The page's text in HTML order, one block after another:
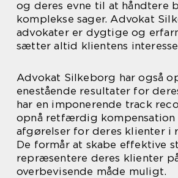
og deres evne til at håndtere
komplekse sager. Advokat
advokater er dygtige og
sætter altid klientens
Advokat Silkeborg har også
enestående resultater for
har en imponerende track
opnå retfærdig kompensation
afgørelser for deres klienter i
De formår at skabe effektive
repræsentere deres klienter
overbevisende måde muligt.